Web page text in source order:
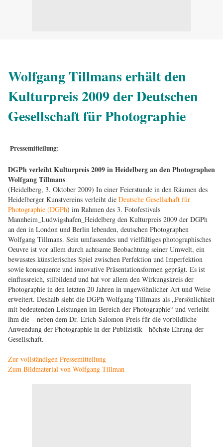
Wolfgang Tillmans erhält den
Kulturpreis 2009 der Deutschen
Gesellschaft für Photographie
Pressemitteilung:
DGPh verleiht Kulturpreis 2009 in Heidelberg an den Photographen
Wolfgang Tillmans
(Heidelberg, 3. Oktober 2009) In einer Feierstunde in den Räumen des
Heidelberger Kunstvereins verleiht die Deutsche Gesellschaft für
Photographie (DGPh) im Rahmen des 3. Fotofestivals
Mannheim_Ludwigshafen_Heidelberg den Kulturpreis 2009 der DGPh
an den in London und Berlin lebenden, deutschen Photographen
Wolfgang Tillmans. Sein umfassendes und vielfältiges photographisches
Oeuvre ist vor allem durch achtsame Beobachtung seiner Umwelt, ein
bewusstes künstlerisches Spiel zwischen Perfektion und Imperfektion
sowie konsequente und innovative Präsentationsformen geprägt. Es ist
einflussreich, stilbildend und hat vor allem den Wirkungskreis der
Photographie in den letzten 20 Jahren in ungewöhnlicher Art und Weise
erweitert. Deshalb sieht die DGPh Wolfgang Tillmans als „Persönlichkeit
mit bedeutenden Leistungen im Bereich der Photographie“ und verleiht
ihm die – neben dem Dr.-Erich-Salomon-Preis für die vorbildliche
Anwendung der Photographie in der Publizistik - höchste Ehrung der
Gesellschaft.
Zur vollständigen Pressemitteilung
Zum Bildmaterial von Wolfgang Tillman